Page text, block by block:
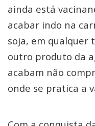
ainda está
acabar indo na
soja, em qualquer
outro produto da
acabam não
onde se pratica a